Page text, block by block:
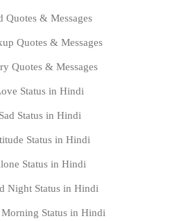
Quotes & Messages
Quotes & Messages
Quotes & Messages
Status in Hindi
Sad Status in Hindi
Status in Hindi
Status in Hindi
Night Status in Hindi
Status in Hindi